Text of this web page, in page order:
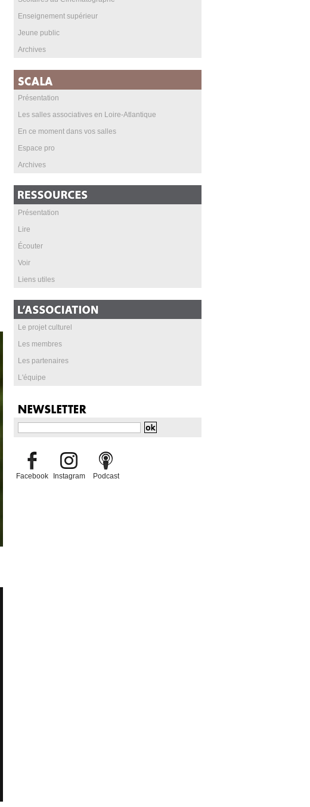
Enseignement supérieur
Jeune public
Archives
Présentation
Les salles associatives en Loire-Atlantique
En ce moment dans vos salles
Espace pro
Archives
Présentation
Lire
Écouter
Voir
Liens utiles
Le projet culturel
Les membres
Les partenaires
L'équipe
Facebook Instagram Podcast